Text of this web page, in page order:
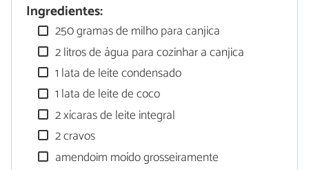
Ingredientes:
250 gramas de milho para canjica
2 litros de água para cozinhar a canjica
1 lata de leite condensado
1 lata de leite de coco
2 xícaras de leite integral
2 cravos
amendoim moído grosseiramente